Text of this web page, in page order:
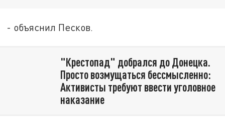
- объяснил Песков.
"Крестопад" добрался до Донецка.
Просто возмущаться бессмысленно:
Активисты требуют ввести уголовное
наказание